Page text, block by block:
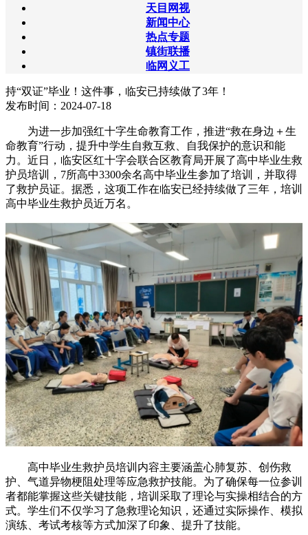
天目网视
新闻中心
热点专题
镇街联播
临网义工
持“双证”毕业！这件事，临安已持续做了3年！
发布时间：2024-07-18
为进一步加强红十字生命教育工作，推进“救在身边＋生
命教育”行动，提升中学生自救互救、自我保护的意识和能
力。近日，临安区红十字会联合区教育局开展了高中毕业生救
护员培训，7所高中3300余名高中毕业生参加了培训，并取得
了救护员证。据悉，这项工作在临安已经持续做了三年，培训
高中毕业生救护员近万名。
高中毕业生救护员培训内容主要涵盖心肺复苏、创伤救
护、气道异物梗阻处理等应急救护技能。为了确保每一位参训
者都能掌握这些关键技能，培训采取了理论与实操相结合的方
式。学生们不仅学习了急救理论知识，还通过实际操作、模拟
演练、考试考核等方式加深了印象、提升了技能。